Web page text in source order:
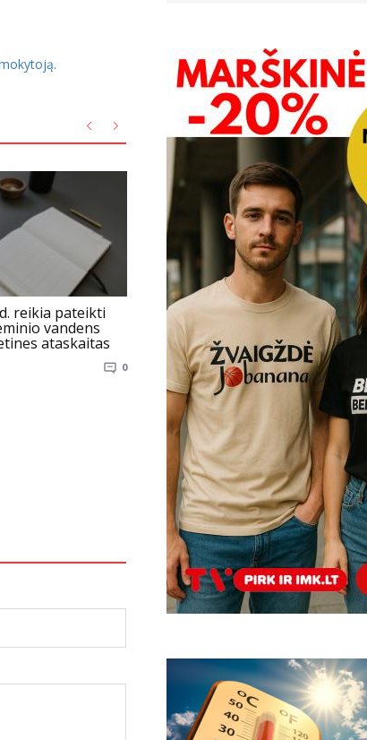
.
reikia pateikti
vandens
ataskaitas
0
Patikėję, kad visi greičio
matuokliai išjungti, tūkstančiai
vairuotojų padarė brangią
klaidą
2019-07-26 0